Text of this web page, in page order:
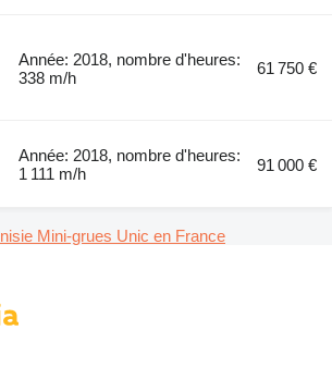
Année: 2018, nombre d'heures:
338 m/h
61 750 €
Année: 2018, nombre d'heures:
1 111 m/h
91 000 €
Mini-grues Unic en France